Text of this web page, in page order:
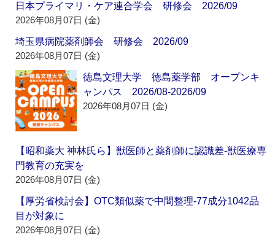
日本プライマリ・ケア連合学会 研修会 2026/09
2026年08月07日 (金)
埼玉県病院薬剤師会 研修会 2026/09
2026年08月07日 (金)
徳島文理大学 徳島薬学部 オープンキ
ャンパス 2026/08-2026/09
2026年08月07日 (金)
【昭和薬大 神林氏ら】獣医師と薬剤師に認識差‐獣医療専
門教育の充実を
2026年08月07日 (金)
【厚労省検討会】OTC類似薬で中間整理‐77成分1042品
目が対象に
2026年08月07日 (金)